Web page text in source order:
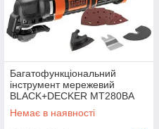
Багатофункціональний
інструмент мережевий
BLACK+DECKER MT280BA
споживана потужність 280 Вт
вага 1.53 кг коливання
Немає в наявності